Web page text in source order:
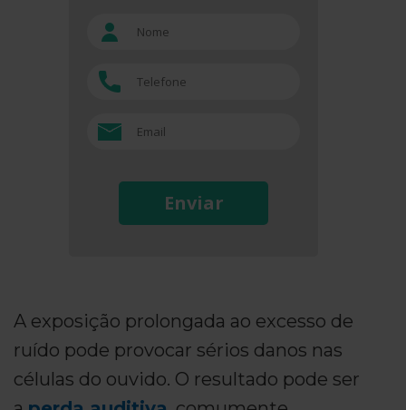
Enviar
A exposição prolongada ao excesso de
ruído pode provocar sérios danos nas
células do ouvido. O resultado pode ser